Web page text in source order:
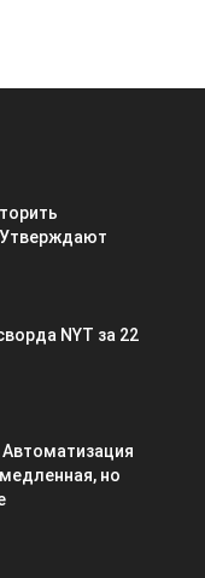
Утверждают
NYT за 22
но